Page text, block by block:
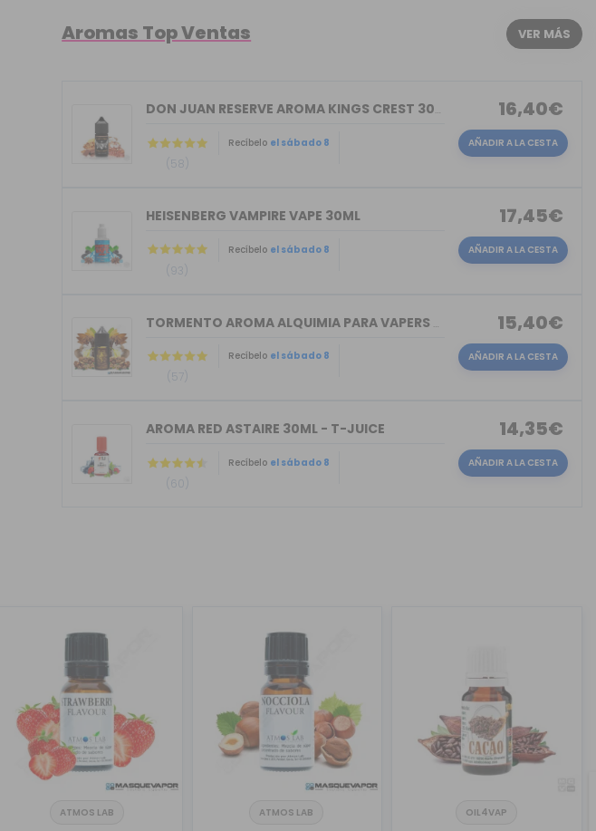
Aromas Top Ventas VER MÁS
DON JUAN RESERVE AROMA KINGS CREST 30ML
(58)
Recíbelo el sábado 8
16,40€
AÑADIR A LA CESTA
HEISENBERG VAMPIRE VAPE 30ML
(93)
Recíbelo el sábado 8
17,45€
AÑADIR A LA CESTA
TORMENTO AROMA ALQUIMIA PARA VAPERS 30ML
(57)
Recíbelo el sábado 8
15,40€
AÑADIR A LA CESTA
AROMA RED ASTAIRE 30ML - T-JUICE
(60)
Recíbelo el sábado 8
14,35€
AÑADIR A LA CESTA
ATMOS LAB ATMOS LAB OIL4VAP